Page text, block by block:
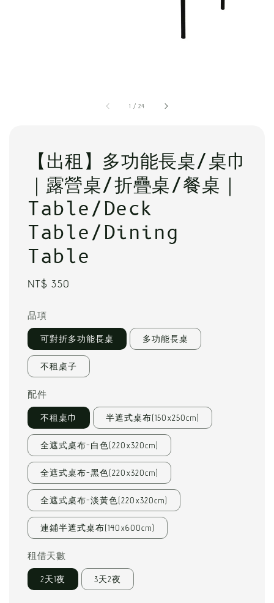
1 /24
【出租】多功能長桌/桌巾
｜露營桌/折疊桌/餐桌｜
Table/Deck
Table/Dining
Table
Regular
NT$ 350
品項
可對折多功能長桌 多功能長桌
不租桌子
配件
不租桌巾 半遮式桌布(150x250cm)
全遮式桌布-白色(220x320cm)
全遮式桌布-黑色(220x320cm)
全遮式桌布-淡黃色(220x320cm)
連鋪半遮式桌布(140x600cm)
租借天數
2天1夜 3天2夜